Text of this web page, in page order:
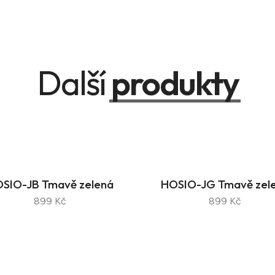
Dalšíprodukty
JB Tmavě zelená
899 Kč
HOSIO-JG Tmavě
899 Kč